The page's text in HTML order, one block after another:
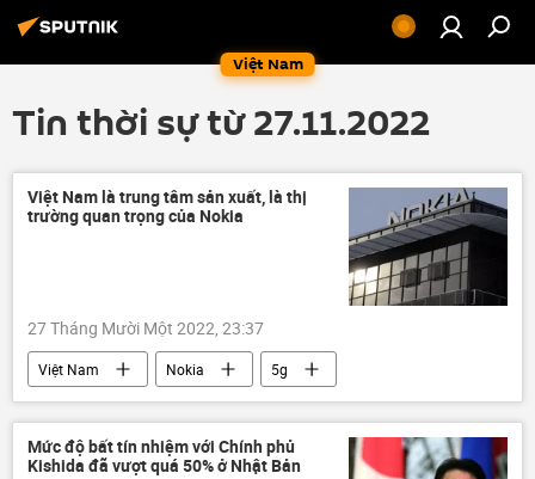
Việt Nam
Tin thời sự từ 27.11.2022
Việt Nam là trung tâm sản xuất, là thị
trường quan trọng của Nokia
27 Tháng Mười Một 2022, 23:37
Việt Nam Nokia
5g
công nghệ
sản xuất
đầu tư
Kinh tế
Kinh doanh
Mức độ bất tín nhiệm với Chính phủ
Kishida đã vượt quá 50% ở Nhật Bản